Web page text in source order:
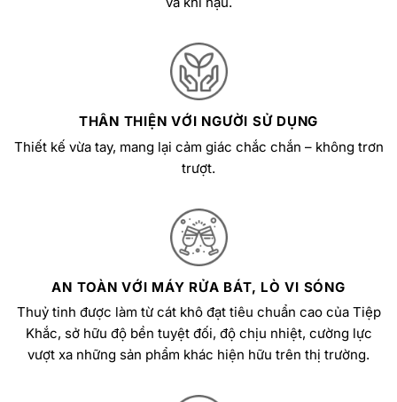
THÂN THIỆN VỚI NGƯỜI SỬ DỤNG
Thiết kế vừa tay, mang lại cảm giác chắc chắn – không trơn
trượt.
AN TOÀN VỚI MÁY RỬA BÁT, LÒ VI SÓNG
Thuỷ tinh được làm từ cát khô đạt tiêu chuẩn cao của Tiệp
Khắc, sở hữu độ bền tuyệt đối, độ chịu nhiệt, cường lực
vượt xa những sản phẩm khác hiện hữu trên thị trường.